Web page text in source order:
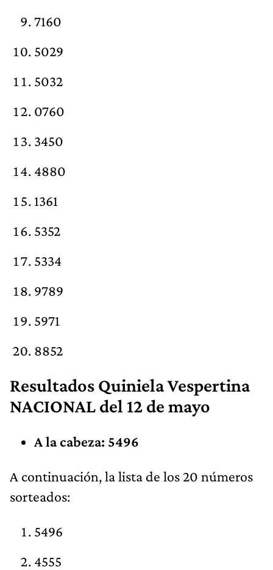
7160
5029
5032
0760
3450
4880
1361
5352
5334
9789
5971
8852
Resultados Quiniela Vespertina
NACIONAL del 12 de mayo
A la cabeza: 5496
A continuación, la lista de los 20 números
sorteados:
5496
4555